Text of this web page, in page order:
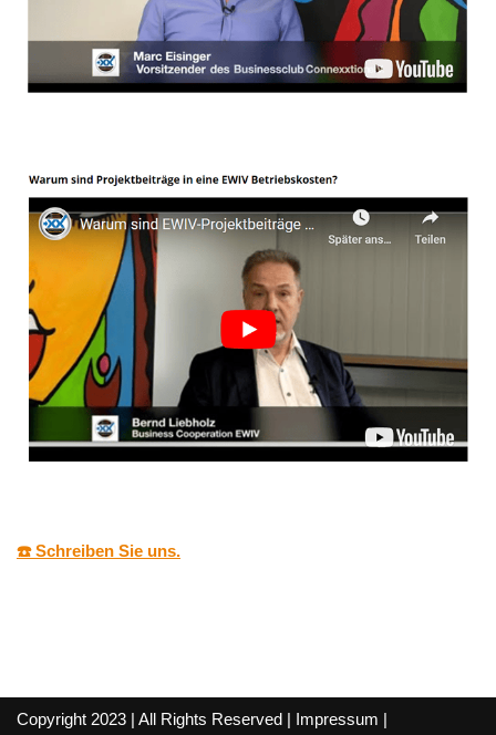
☎️ Schreiben Sie uns.
Copyright 2023 | All Rights Reserved | Impressum |